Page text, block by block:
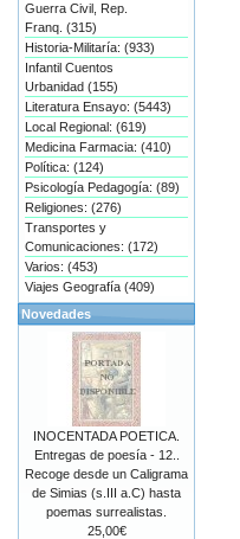
Guerra Civil, Rep.
Franq. (315)
Historia-Militaría: (933)
Infantil Cuentos
Urbanidad (155)
Literatura Ensayo: (5443)
Local Regional: (619)
Medicina Farmacia: (410)
Política: (124)
Psicología Pedagogía: (89)
Religiones: (276)
Transportes y
Comunicaciones: (172)
Varios: (453)
Viajes Geografía (409)
Novedades
INOCENTADA POETICA.
Entregas de poesía - 12..
Recoge desde un Caligrama
de Simias (s.III a.C) hasta
poemas surrealistas.
25,00€